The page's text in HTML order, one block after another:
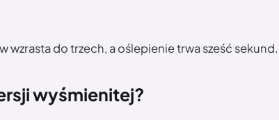
wzrasta do trzech, a oślepienie trwa sześć sekund.
wyśmienitej?